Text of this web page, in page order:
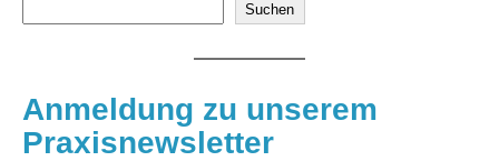
Suchen
Anmeldung zu unserem
Praxisnewsletter